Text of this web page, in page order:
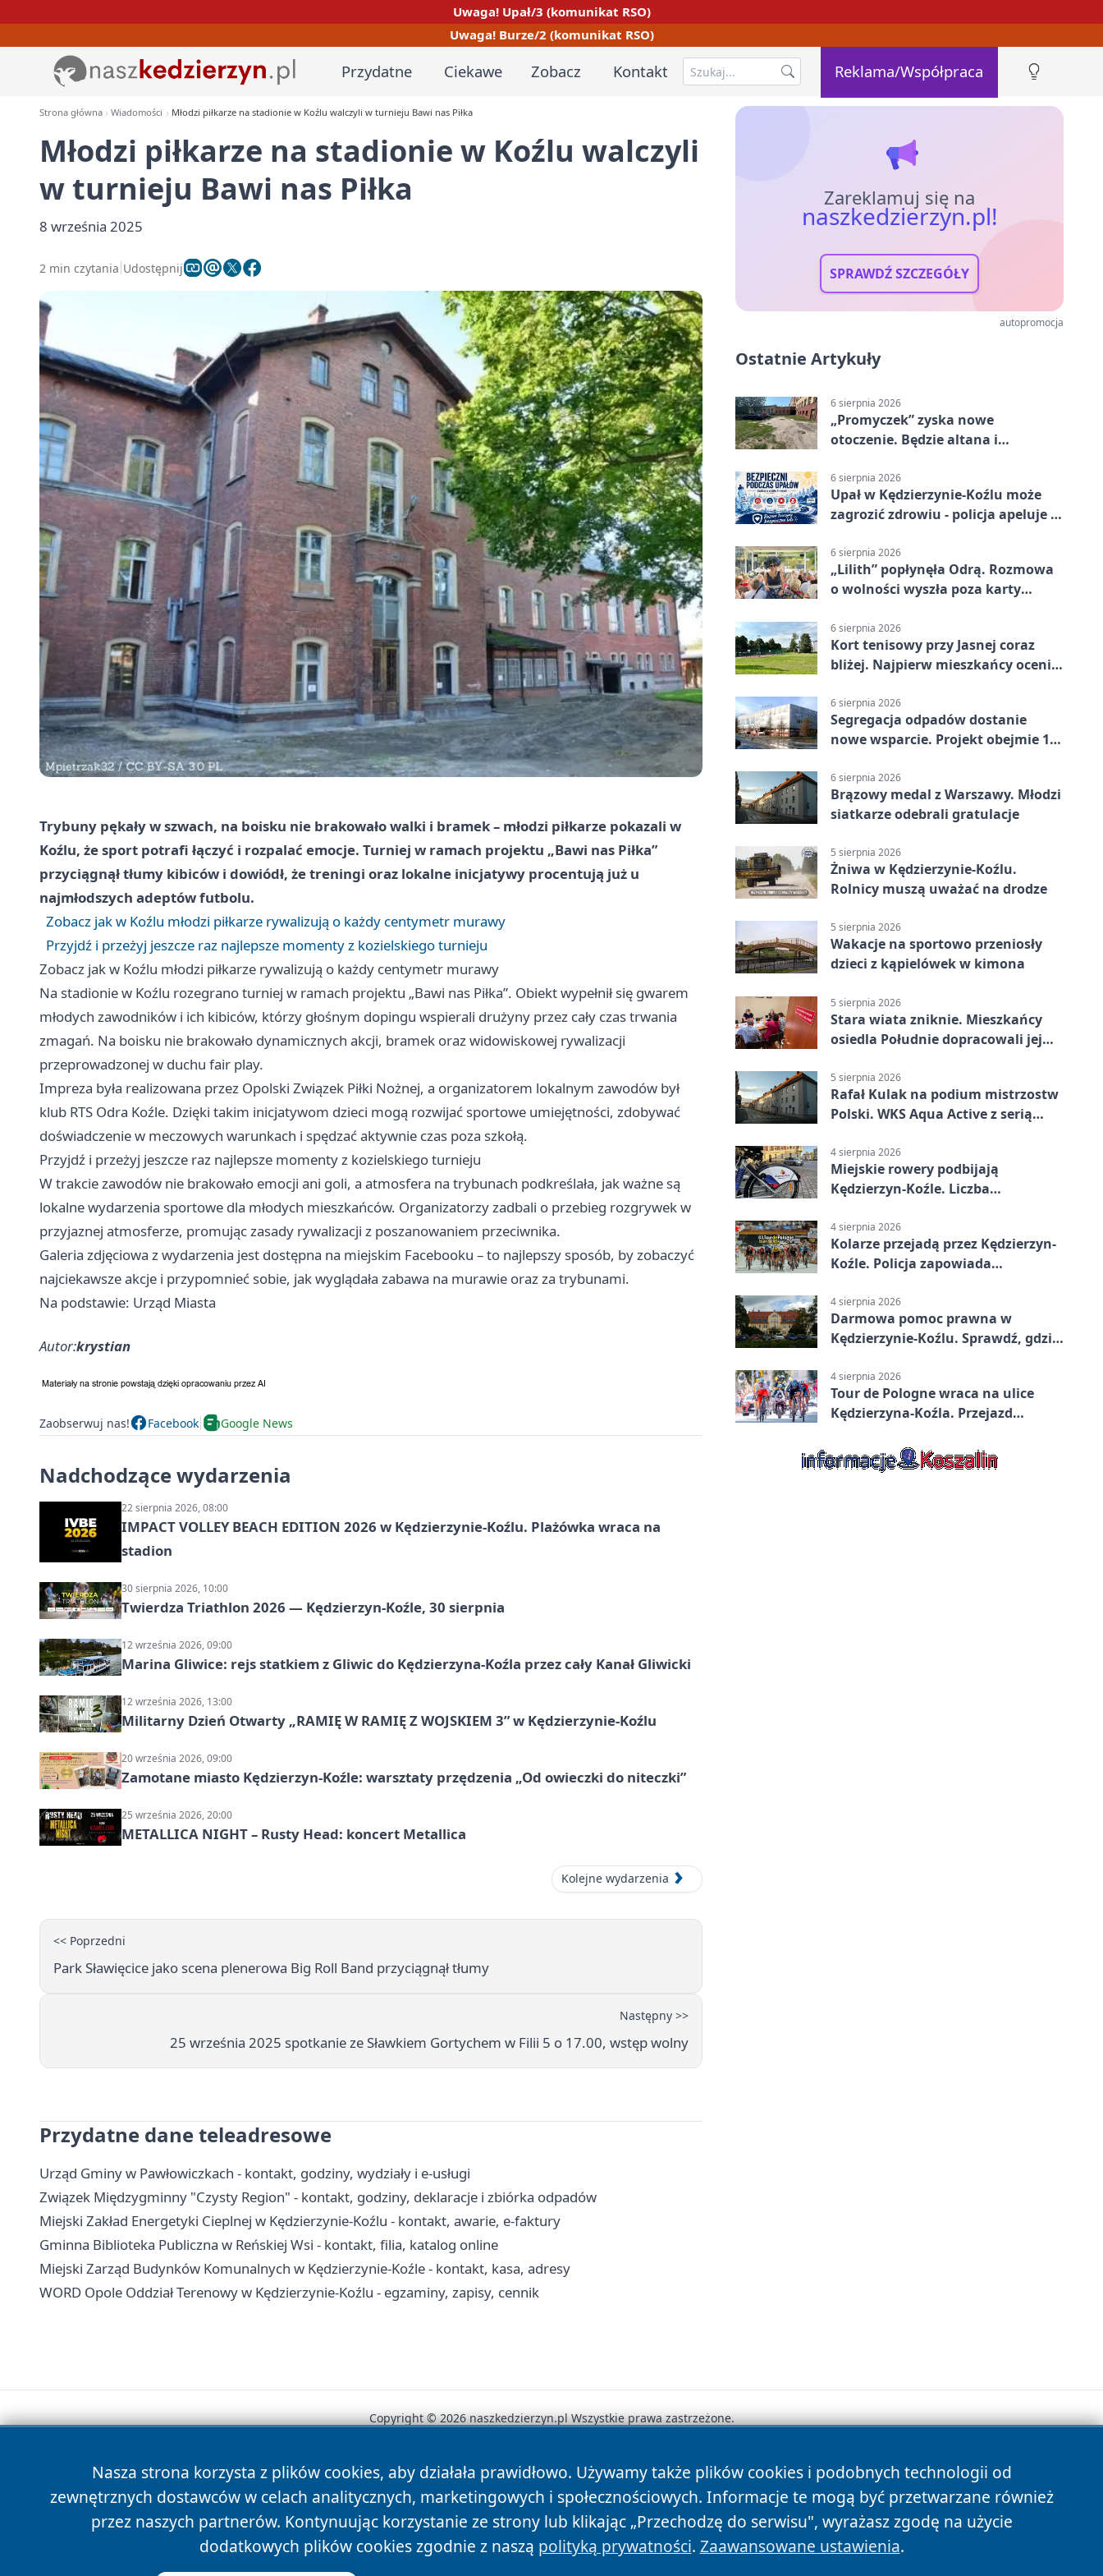
Uwaga! Upał/3 (komunikat RSO)
Uwaga! Burze/2 (komunikat RSO)
Przydatne Ciekawe Zobacz Kontakt Reklama/Współpraca
Strona główna Wiadomości Młodzi piłkarze na stadionie w Koźlu walczyli w turnieju Bawi nas Piłka
Młodzi piłkarze na stadionie w Koźlu walczyli
w turnieju Bawi nas Piłka
8 września 2025
2 min czytania Udostępnij
Trybuny pękały w szwach, na boisku nie brakowało walki i bramek – młodzi piłkarze pokazali w
Koźlu, że sport potrafi łączyć i rozpalać emocje. Turniej w ramach projektu „Bawi nas Piłka”
przyciągnął tłumy kibiców i dowiódł, że treningi oraz lokalne inicjatywy procentują już u
najmłodszych adeptów futbolu.
Zobacz jak w Koźlu młodzi piłkarze rywalizują o każdy centymetr murawy
Przyjdź i przeżyj jeszcze raz najlepsze momenty z kozielskiego turnieju
Zobacz jak w Koźlu młodzi piłkarze rywalizują o każdy centymetr murawy
Na stadionie w Koźlu rozegrano turniej w ramach projektu „Bawi nas Piłka”. Obiekt wypełnił się gwarem
młodych zawodników i ich kibiców, którzy głośnym dopingu wspierali drużyny przez cały czas trwania
zmagań. Na boisku nie brakowało dynamicznych akcji, bramek oraz widowiskowej rywalizacji
przeprowadzonej w duchu fair play.
Impreza była realizowana przez Opolski Związek Piłki Nożnej, a organizatorem lokalnym zawodów był
klub RTS Odra Koźle. Dzięki takim inicjatywom dzieci mogą rozwijać sportowe umiejętności, zdobywać
doświadczenie w meczowych warunkach i spędzać aktywnie czas poza szkołą.
Przyjdź i przeżyj jeszcze raz najlepsze momenty z kozielskiego turnieju
W trakcie zawodów nie brakowało emocji ani goli, a atmosfera na trybunach podkreślała, jak ważne są
lokalne wydarzenia sportowe dla młodych mieszkańców. Organizatorzy zadbali o przebieg rozgrywek w
przyjaznej atmosferze, promując zasady rywalizacji z poszanowaniem przeciwnika.
Galeria zdjęciowa z wydarzenia jest dostępna na miejskim Facebooku – to najlepszy sposób, by zobaczyć
najciekawsze akcje i przypomnieć sobie, jak wyglądała zabawa na murawie oraz za trybunami.
Na podstawie: Urząd Miasta
Autor:krystian
Zaobserwuj nas! Facebook Google News
Nadchodzące wydarzenia
22 sierpnia 2026, 08:00
IMPACT VOLLEY BEACH EDITION 2026 w Kędzierzynie-Koźlu. Plażówka wraca na
stadion
30 sierpnia 2026, 10:00
Twierdza Triathlon 2026 — Kędzierzyn-Koźle, 30 sierpnia
12 września 2026, 09:00
Marina Gliwice: rejs statkiem z Gliwic do Kędzierzyna-Koźla przez cały Kanał Gliwicki
12 września 2026, 13:00
Militarny Dzień Otwarty „RAMIĘ W RAMIĘ Z WOJSKIEM 3” w Kędzierzynie-Koźlu
20 września 2026, 09:00
Zamotane miasto Kędzierzyn-Koźle: warsztaty przędzenia „Od owieczki do niteczki”
25 września 2026, 20:00
METALLICA NIGHT – Rusty Head: koncert Metallica
Kolejne wydarzenia
<< Poprzedni
Park Sławięcice jako scena plenerowa Big Roll Band przyciągnął tłumy
Następny >>
25 września 2025 spotkanie ze Sławkiem Gortychem w Filii 5 o 17.00, wstęp wolny
Przydatne dane teleadresowe
Urząd Gminy w Pawłowiczkach - kontakt, godziny, wydziały i e-usługi
Związek Międzygminny "Czysty Region" - kontakt, godziny, deklaracje i zbiórka odpadów
Miejski Zakład Energetyki Cieplnej w Kędzierzynie-Koźlu - kontakt, awarie, e-faktury
Gminna Biblioteka Publiczna w Reńskiej Wsi - kontakt, filia, katalog online
Miejski Zarząd Budynków Komunalnych w Kędzierzynie-Koźle - kontakt, kasa, adresy
WORD Opole Oddział Terenowy w Kędzierzynie-Koźlu - egzaminy, zapisy, cennik
Zareklamuj się na
naszkedzierzyn.pl!
SPRAWDŹ SZCZEGÓŁY
autopromocja
Ostatnie Artykuły
6 sierpnia 2026
„Promyczek” zyska nowe
otoczenie. Będzie altana i
6 sierpnia 2026
Upał w Kędzierzynie-Koźlu może
zagrozić zdrowiu - policja apeluje o
6 sierpnia 2026
„Lilith” popłynęła Odrą. Rozmowa
o wolności wyszła poza karty
6 sierpnia 2026
Kort tenisowy przy Jasnej coraz
bliżej. Najpierw mieszkańcy ocenią
6 sierpnia 2026
Segregacja odpadów dostanie
nowe wsparcie. Projekt obejmie 15
6 sierpnia 2026
Brązowy medal z Warszawy. Młodzi
siatkarze odebrali gratulacje
5 sierpnia 2026
Żniwa w Kędzierzynie-Koźlu.
Rolnicy muszą uważać na drodze
5 sierpnia 2026
Wakacje na sportowo przeniosły
dzieci z kąpielówek w kimona
5 sierpnia 2026
Stara wiata zniknie. Mieszkańcy
osiedla Południe dopracowali jej
5 sierpnia 2026
Rafał Kulak na podium mistrzostw
Polski. WKS Aqua Active z serią
4 sierpnia 2026
Miejskie rowery podbijają
Kędzierzyn-Koźle. Liczba
4 sierpnia 2026
Kolarze przejadą przez Kędzierzyn-
Koźle. Policja zapowiada
4 sierpnia 2026
Darmowa pomoc prawna w
Kędzierzynie-Koźlu. Sprawdź, gdzie
4 sierpnia 2026
Tour de Pologne wraca na ulice
Kędzierzyna-Koźla. Przejazd
Nasza strona korzysta z plików cookies, aby działała prawidłowo. Używamy także plików cookies i podobnych technologii od
zewnętrznych dostawców w celach analitycznych, marketingowych i społecznościowych. Informacje te mogą być przetwarzane również
przez naszych partnerów. Kontynuując korzystanie ze strony lub klikając „Przechodzę do serwisu", wyrażasz zgodę na użycie
dodatkowych plików cookies zgodnie z naszą polityką prywatności. Zaawansowane ustawienia.
Copyright © 2026 naszkedzierzyn.pl Wszystkie prawa zastrzeżone.
News Autorzy Polityka Prywatności Polityka Cookies